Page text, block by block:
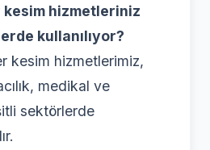
kesim hizmetleriniz
kullanılıyor?
kesim hizmetlerimiz,
medikal ve
sektörlerde